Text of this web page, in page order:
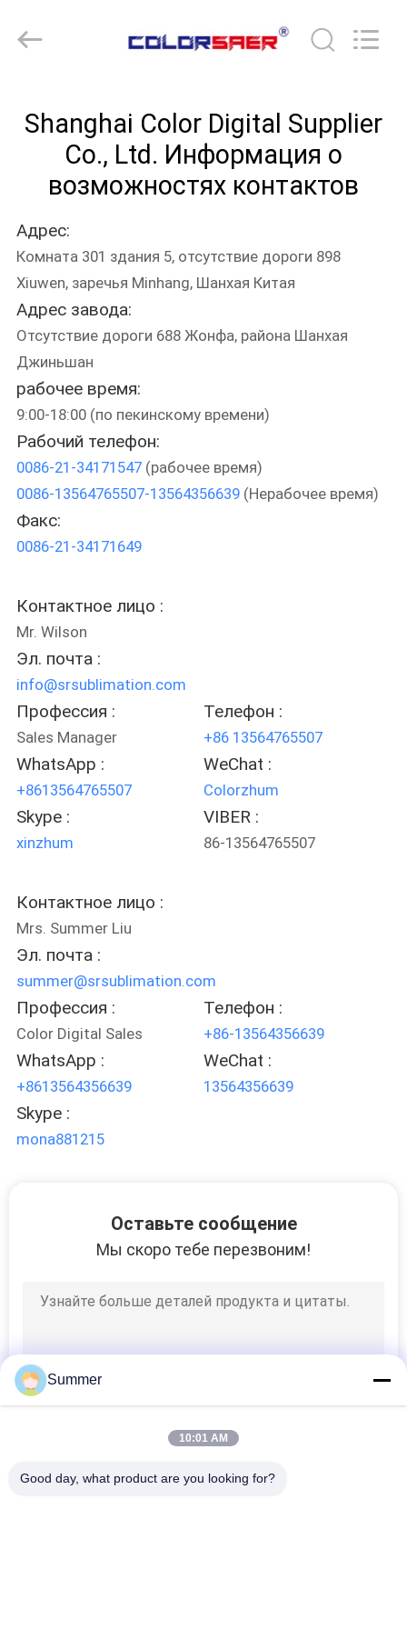
СТРАНИЦА
ПРОДУКЦИЯ
РОЛИКИ
КОМПАНИИ
НАША
ФАБРИКА
КОНТРОЛЬ
КАЧЕСТВА
ДАННЫЕ
НОВОСТИ
ВСЕ
СЛУЧАИ
COMPANY
NEWS
КАРТА
САЙТА
ПОЛИТИКА
КОНФИДЕНЦИАЛЬНОСТИ
Supplier
Shanghai Color Digital Supplier
Co., Ltd. Информация о
возможностях контактов
Адрес:
Комната 301 здания 5, отсутствие дороги 898
Xiuwen, заречья Minhang, Шанхая Китая
Адрес завода:
Отсутствие дороги 688 Жонфа, района Шанхая
Джиньшан
рабочее время:
9:00-18:00 (по пекинскому времени)
Рабочий телефон:
0086-21-34171547(рабочее время)
0086-13564765507-13564356639(Нерабочее время)
Факс:
0086-21-34171649
Контактное лицо :
Mr. Wilson
Эл. почта :
info@srsublimation.com
Профессия :
Sales Manager
Телефон :
+86 13564765507
WhatsApp :
+8613564765507
WeChat :
Colorzhum
Skype :
xinzhum
VIBER :
86-13564765507
Контактное лицо :
Mrs. Summer Liu
Эл. почта :
summer@srsublimation.com
Профессия :
Color Digital Sales
Телефон :
+86-13564356639
WhatsApp :
+8613564356639
WeChat :
13564356639
Skype :
mona881215
Оставьте сообщение
Мы скоро тебе перезвоним!
Summer
10:01 AM
Good day, what product are you looking for?